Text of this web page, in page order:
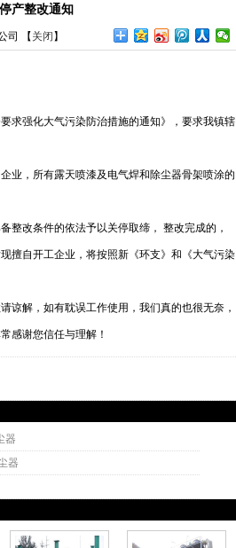
产整改通知
司 【 关闭 】
求强化大气污染防治措施的通知》，要求我镇辖
业，所有露天喷漆及电气焊和除尘器骨架喷涂的
整改条件的依法予以关停取缔， 整改完成的，
擅自开工企业，将按照新《环支》和《大气污染
谅解，如有耽误工作使用，我们真的也很无奈，
感谢您信任与理解！
器
器